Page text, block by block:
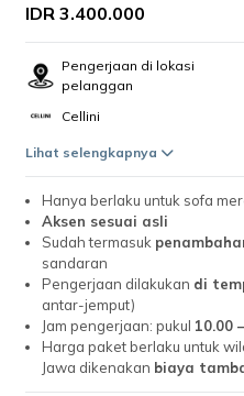
IDR 3.400.000
Pengerjaan di lokasi
pelanggan
Cellini
Lihat selengkapnya
Hanya berlaku untuk sofa
Aksen sesuai asli
Sudah termasuk
sandaran
Pengerjaan dilakukan di
antar-jemput)
Jam pengerjaan: pukul 10.00
Harga paket berlaku untuk
Jawa dikenakan biaya